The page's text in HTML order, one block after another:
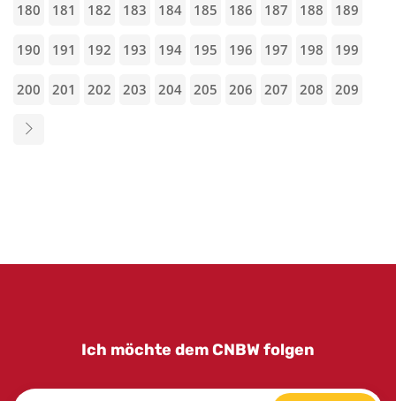
180 181 182 183 184 185 186 187 188 189
190 191 192 193 194 195 196 197 198 199
200 201 202 203 204 205 206 207 208 209
Ich möchte dem CNBW folgen